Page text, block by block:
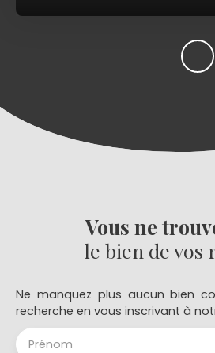
Vous ne
le bien de vos
Ne manquez plus aucun bien
recherche en vous inscrivant à
Prénom